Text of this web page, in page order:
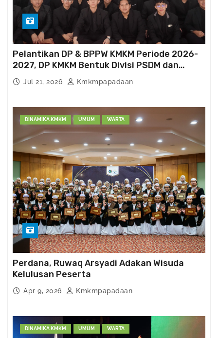
Pelantikan DP & BPPW KMKM Periode 2026-
2027, DP KMKM Bentuk Divisi PSDM dan
Kema’had-an
Jul 21, 2026 Kmkmpapadaan
DINAMIKA KMKM UMUM WARTA
Perdana, Ruwaq Arsyadi Adakan Wisuda
Kelulusan Peserta
Apr 9, 2026 Kmkmpapadaan
DINAMIKA KMKM UMUM WARTA